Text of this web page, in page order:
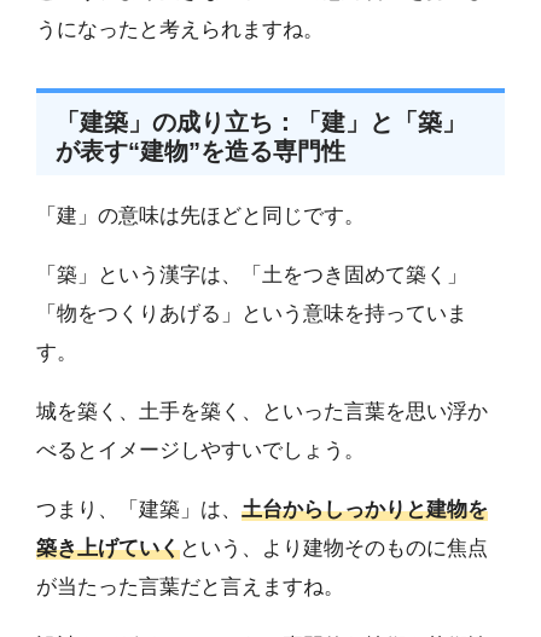
うになったと考えられますね。
「建築」の成り立ち：「建」と「築」
が表す“建物”を造る専門性
「建」の意味は先ほどと同じです。
「築」という漢字は、「土をつき固めて築く」
「物をつくりあげる」という意味を持っていま
す。
城を築く、土手を築く、といった言葉を思い浮か
べるとイメージしやすいでしょう。
つまり、「建築」は、 土台からしっかりと建物を
築き上げていくという、より建物そのものに焦点
が当たった言葉だと言えますね。